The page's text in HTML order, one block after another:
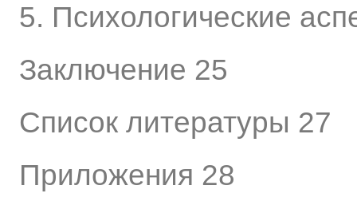
5. Психологические
Заключение 25
Список литературы 27
Приложения 28